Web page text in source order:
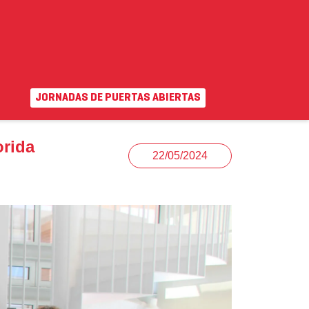
Campus virtual EN|VA
JORNADAS DE PUERTAS ABIERTAS
22/05/2024